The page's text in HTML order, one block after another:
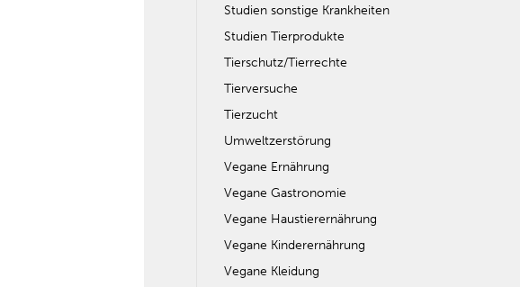
Studien sonstige Krankheiten
Studien Tierprodukte
Tierschutz/Tierrechte
Tierversuche
Tierzucht
Umweltzerstörung
Vegane Ernährung
Vegane Gastronomie
Vegane Haustierernährung
Vegane Kinderernährung
Vegane Kleidung